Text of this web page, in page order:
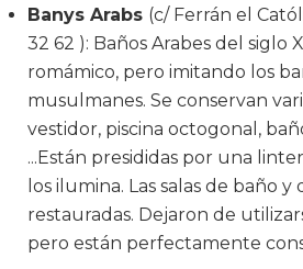
Banys Arabs (c/ Ferrán el
32 62 ): Baños Arabes del siglo
romámico, pero imitando los
musulmanes. Se conservan
vestidor, piscina octogonal,
...Están presididas por una
los ilumina. Las salas de baño
restauradas. Dejaron de
pero están perfectamente